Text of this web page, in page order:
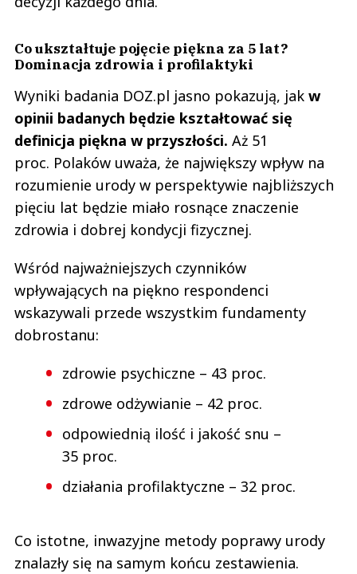
0
AW
03.03.2022 / 15:41
This comment was minimized by the moderator on the site
W sprawie wycofania rosyjskich produktów pisałem do sieci Auchan.
Odpowiedź jest następująca: Dzień dobry, bardzo dziękuję za wiadomość
oraz zainteresowanie naszą siecią sklepów. Uprzejmie informujemy, iż nie
mamy żadnego dostawcy...
W sprawie wycofania rosyjskich produktów pisałem do sieci Auchan.
Odpowiedź jest następująca: Dzień dobry, bardzo dziękuję za wiadomość
oraz zainteresowanie naszą siecią sklepów. Uprzejmie informujemy, iż nie
mamy żadnego dostawcy bezpośrednio z Rosji oraz nie otrzymujemy
żadnego kontaktu handlowego z tym krajem. Dodatkowo pragniemy
poinformować, iż wszelkie produkty są weryfikowane i o każdej decyzji
odnośnie produktów będziemy informować naszych Klientów. Bardzo
Polska Sp. z o.o.
AW
Odpowiedz
0
Cenzura trwa
Co ukształtuje pojęcie piękna za 5 lat?
Dominacja zdrowia i profilaktyki
Wyniki badania DOZ.pl jasno pokazują, jak w
opinii badanych będzie kształtować się
definicja piękna w przyszłości. Aż 51
proc. Polaków uważa, że największy wpływ na
rozumienie urody w perspektywie najbliższych
pięciu lat będzie miało rosnące znaczenie
zdrowia i dobrej kondycji fizycznej.
Wśród najważniejszych czynników
wpływających na piękno respondenci
wskazywali przede wszystkim fundamenty
dobrostanu:
zdrowie psychiczne – 43 proc.
zdrowe odżywianie – 42 proc.
odpowiednią ilość i jakość snu –
35 proc.
działania profilaktyczne – 32 proc.
Co istotne, inwazyjne metody poprawy urody
znalazły się na samym końcu zestawienia.